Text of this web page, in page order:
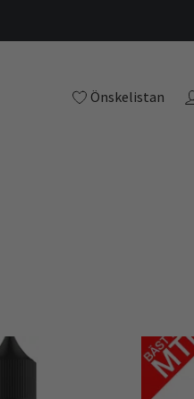
Önskelistan